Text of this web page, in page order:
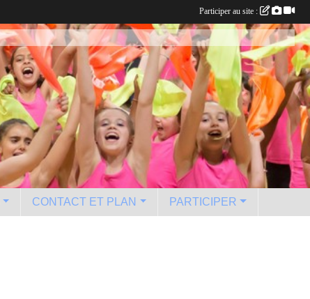
CONTACT ET PLAN PARTICIPER
Participer au site :